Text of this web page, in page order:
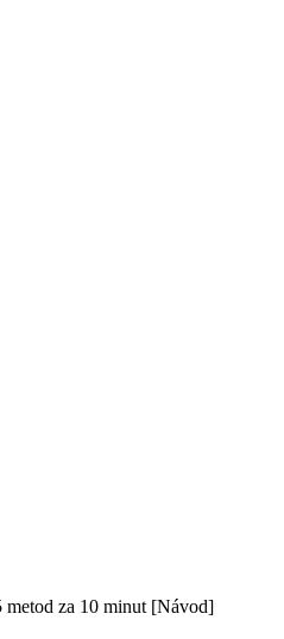
metod za 10 minut [Návod]